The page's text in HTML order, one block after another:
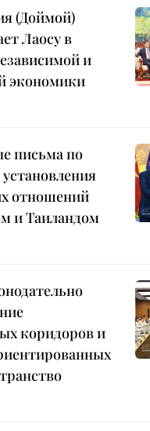
(Доймой)
Лаосу в
и
экономики
письма по
отношений
и Таиландом
коридоров и